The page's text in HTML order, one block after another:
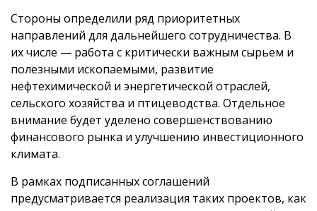
Стороны определили ряд приоритетных
направлений для дальнейшего сотрудничества. В
их числе — работа с критически важным сырьем и
полезными ископаемыми, развитие
нефтехимической и энергетической отраслей,
сельского хозяйства и птицеводства. Отдельное
внимание будет уделено совершенствованию
финансового рынка и улучшению инвестиционного
климата.
В рамках подписанных соглашений
предусматривается реализация таких проектов, как